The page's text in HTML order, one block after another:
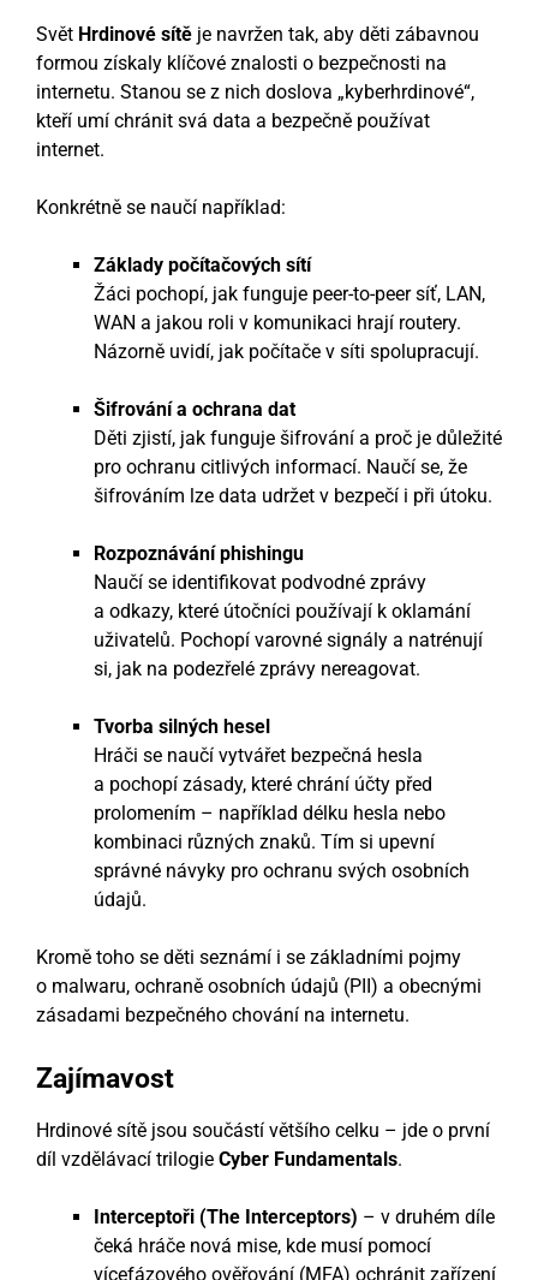
Svět Hrdinové sítě je navržen tak, aby děti zábavnou
formou získaly klíčové znalosti o bezpečnosti na
internetu. Stanou se z nich doslova „kyberhrdinové“,
kteří umí chránit svá data a bezpečně používat
internet.
Konkrétně se naučí například:
Základy počítačových sítí
Žáci pochopí, jak funguje peer-to-peer síť, LAN,
WAN a jakou roli v komunikaci hrají routery.
Názorně uvidí, jak počítače v síti spolupracují.
Šifrování a ochrana dat
Děti zjistí, jak funguje šifrování a proč je důležité
pro ochranu citlivých informací. Naučí se, že
šifrováním lze data udržet v bezpečí i při útoku.
Rozpoznávání phishingu
Naučí se identifikovat podvodné zprávy
a odkazy, které útočníci používají k oklamání
uživatelů. Pochopí varovné signály a natrénují
si, jak na podezřelé zprávy nereagovat.
Tvorba silných hesel
Hráči se naučí vytvářet bezpečná hesla
a pochopí zásady, které chrání účty před
prolomením – například délku hesla nebo
kombinaci různých znaků. Tím si upevní
správné návyky pro ochranu svých osobních
údajů.
Kromě toho se děti seznámí i se základními pojmy
o malwaru, ochraně osobních údajů (PII) a obecnými
zásadami bezpečného chování na internetu.
Zajímavost
Hrdinové sítě jsou součástí většího celku – jde o první
díl vzdělávací trilogie Cyber Fundamentals.
Interceptoři (The Interceptors) – v druhém díle
čeká hráče nová mise, kde musí pomocí
vícefázového ověřování (MFA) ochránit zařízení